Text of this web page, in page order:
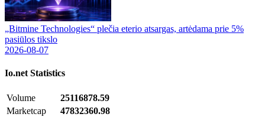
„Bitmine Technologies“ plečia eterio atsargas, artėdama prie 5%
pasiūlos tikslo
2026-08-07
Io.net Statistics
Volume
25116878.59
Marketcap
47832360.98